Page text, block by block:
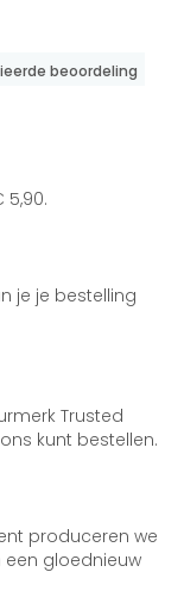
beoordeling
je je bestelling
Trusted
kunt bestellen.
produceren we
een gloednieuw